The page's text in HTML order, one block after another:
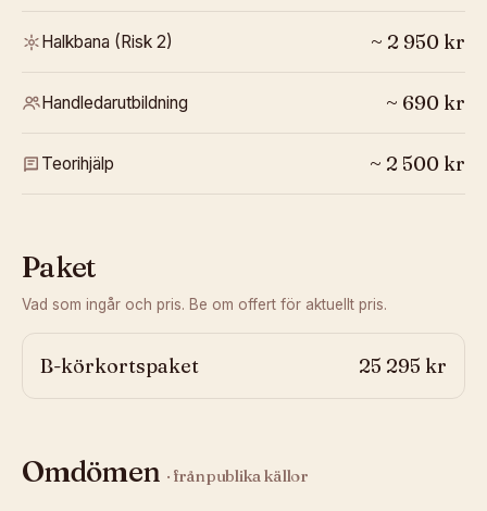
Halkbana (Risk 2) ~ 2 950 kr
Handledarutbildning ~ 690 kr
Teorihjälp ~ 2 500 kr
Paket
Vad som ingår och pris. Be om offert för aktuellt pris.
B-körkortspaket 25 295 kr
Omdömen · från publika källor